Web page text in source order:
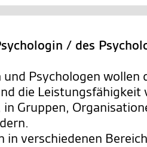
/ des
und Psychologen wollen
die Leistungsfähigkeit
in Gruppen,
in verschiedenen